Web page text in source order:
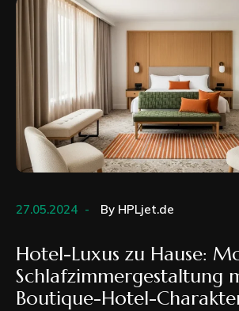
27.05.2024 By HPLjet.de
Hotel-Luxus zu Hause:
Schlafzimmergestaltung
Boutique-Hotel-